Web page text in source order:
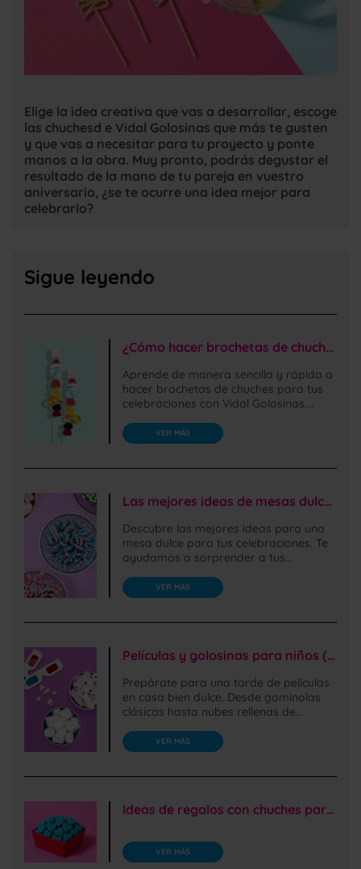
Elige la idea creativa que vas a desarrollar, escoge
las chuchesd e Vidal Golosinas que más te gusten
y que vas a necesitar para tu proyecto y ponte
manos a la obra. Muy pronto, podrás degustar el
resultado de la mano de tu pareja en vuestro
aniversario, ¿se te ocurre una idea mejor para
celebrarlo?
Sigue leyendo
¿Cómo hacer brochetas de chuches fáciles de preparar?
Aprende de manera sencilla y rápida a
hacer brochetas de chuches para tus
celebraciones con Vidal Golosinas.
VER MÁS
Las mejores ideas de mesas dulces o Candy bars para celebraciones
Descubre las mejores ideas para una
mesa dulce para tus celebraciones. Te
ayudamos a sorprender a tus
deliciosas.
VER MÁS
Películas y golosinas para niños (y no tan niños)
Prepárate para una tarde de películas
en casa bien dulce. Desde gominolas
clásicas hasta nubes rellenas de
buscas!VER MÁS
Ideas de regalos con chuches para padres y madres
VER MÁS